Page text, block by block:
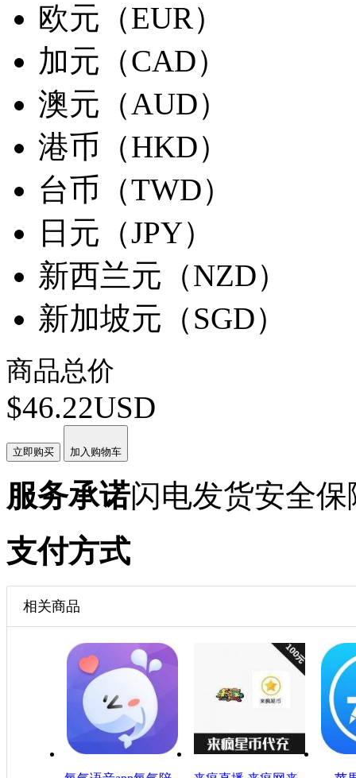
欧元（EUR）
加元（CAD）
澳元（AUD）
港币（HKD）
台币（TWD）
日元（JPY）
新西兰元（NZD）
新加坡元（SGD）
商品总价
$46.22USD
立即购买 加入购物车
服务承诺闪电发货安全保
支付方式
相关商品